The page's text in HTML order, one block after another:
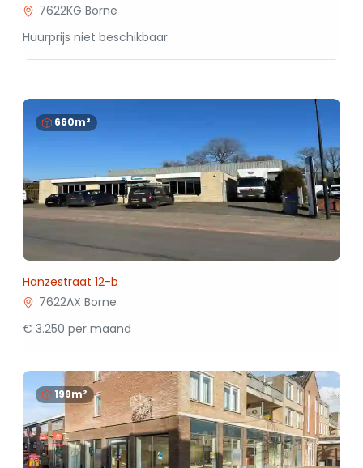
7622KG Borne
Huurprijs niet beschikbaar
660m²
Hanzestraat 12-b
7622AX Borne
€ 3.250 per maand
199m²